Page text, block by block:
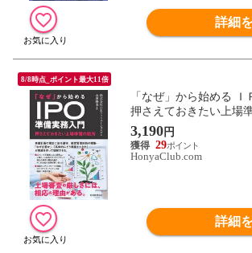
詳細
8/8時点_ポイント最大11倍
「なぜ」から始める Ｉ
押さえておきたい上場
也 Ｇ＆Ｓソリューション
3,190円
29
HonyaClub.com
詳細